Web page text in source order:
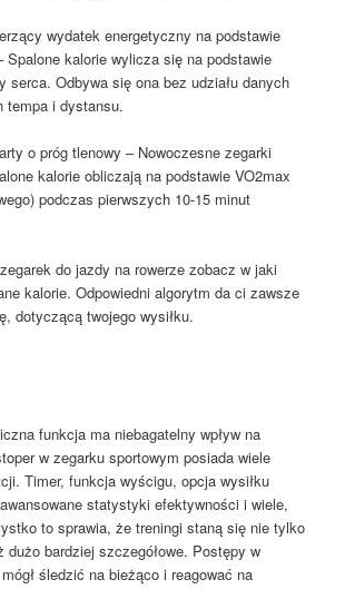
wydatek energetyczny na podstawie
Spalone kalorie wylicza się na podstawie
serca. Odbywa się ona bez udziału danych
tempa i dystansu.
o próg tlenowy – Nowoczesne zegarki
kalorie obliczają na podstawie VO2max
podczas pierwszych 10-15 minut
do jazdy na rowerze zobacz w jaki
kalorie. Odpowiedni algorytm da ci zawsze
dotyczącą twojego wysiłku.
funkcja ma niebagatelny wpływ na
w zegarku sportowym posiada wiele
Timer, funkcja wyścigu, opcja wysiłku
statystyki efektywności i wiele,
to sprawia, że treningi staną się nie tylko
dużo bardziej szczegółowe. Postępy w
śledzić na bieżąco i reagować na